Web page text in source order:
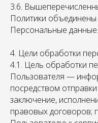
3.6.
Политики
Персональные данные.
4. Цели обработки
4.1. Цель обработки
Пользователя —
посредством
заключение,
правовых договоров;